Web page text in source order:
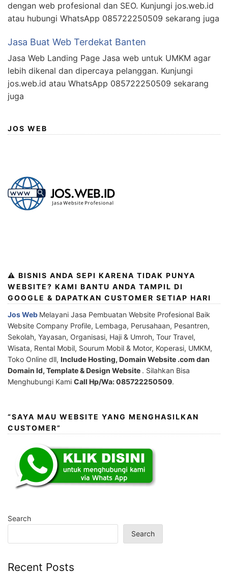
dengan web profesional dan SEO. Kunjungi jos.web.id
atau hubungi WhatsApp 085722250509 sekarang juga
Jasa Buat Web Terdekat Banten
Jasa Web Landing Page Jasa web untuk UMKM agar
lebih dikenal dan dipercaya pelanggan. Kunjungi
jos.web.id atau WhatsApp 085722250509 sekarang
juga
JOS WEB
⚠️ BISNIS ANDA SEPI KARENA TIDAK PUNYA
WEBSITE? KAMI BANTU ANDA TAMPIL DI
GOOGLE & DAPATKAN CUSTOMER SETIAP HARI
Jos Web Melayani Jasa Pembuatan Website Profesional Baik
Website Company Profile, Lembaga, Perusahaan, Pesantren,
Sekolah, Yayasan, Organisasi, Haji & Umroh, Tour Travel,
Wisata, Rental Mobil, Sourum Mobil & Motor, Koperasi, UMKM,
Toko Online dll, Include Hosting, Domain Website .com dan
Domain Id, Template & Design Website . Silahkan Bisa
Menghubungi Kami Call Hp/Wa: 085722250509.
“SAYA MAU WEBSITE YANG MENGHASILKAN
CUSTOMER”
Search
Search
Recent Posts